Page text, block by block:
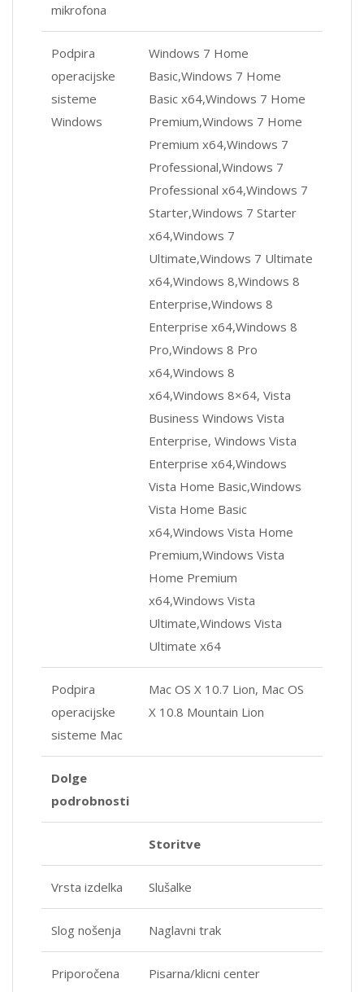
mikrofona
Podpira
operacijske
sisteme
Windows
Windows 7 Home
Basic,Windows 7 Home
Basic x64,Windows 7 Home
Premium,Windows 7 Home
Premium x64,Windows 7
Professional,Windows 7
Professional x64,Windows 7
Starter,Windows 7 Starter
x64,Windows 7
Ultimate,Windows 7 Ultimate
x64,Windows 8,Windows 8
Enterprise,Windows 8
Enterprise x64,Windows 8
Pro,Windows 8 Pro
x64,Windows 8
x64,Windows 8×64, Vista
Business Windows Vista
Enterprise, Windows Vista
Enterprise x64,Windows
Vista Home Basic,Windows
Vista Home Basic
x64,Windows Vista Home
Premium,Windows Vista
Home Premium
x64,Windows Vista
Ultimate,Windows Vista
Ultimate x64
Podpira
operacijske
sisteme Mac
Mac OS X 10.7 Lion, Mac OS
X 10.8 Mountain Lion
Dolge
podrobnosti
Storitve
Vrsta izdelka Slušalke
Slog nošenja Naglavni trak
Priporočena
Pisarna/klicni center